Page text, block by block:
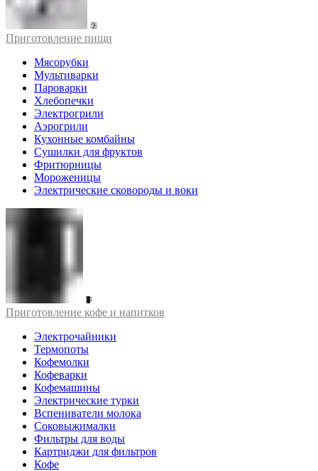
Приготовление пищи
Мясорубки
Мультиварки
Пароварки
Хлебопечки
Электрогрили
Аэрогрили
Кухонные комбайны
Сушилки для фруктов
Фритюрницы
Мороженицы
Электрические сковороды и воки
Приготовление кофе и напитков
Электрочайники
Термопоты
Кофемолки
Кофеварки
Кофемашины
Электрические турки
Вспениватели молока
Соковыжималки
Фильтры для воды
Картриджи для фильтров
Кофе